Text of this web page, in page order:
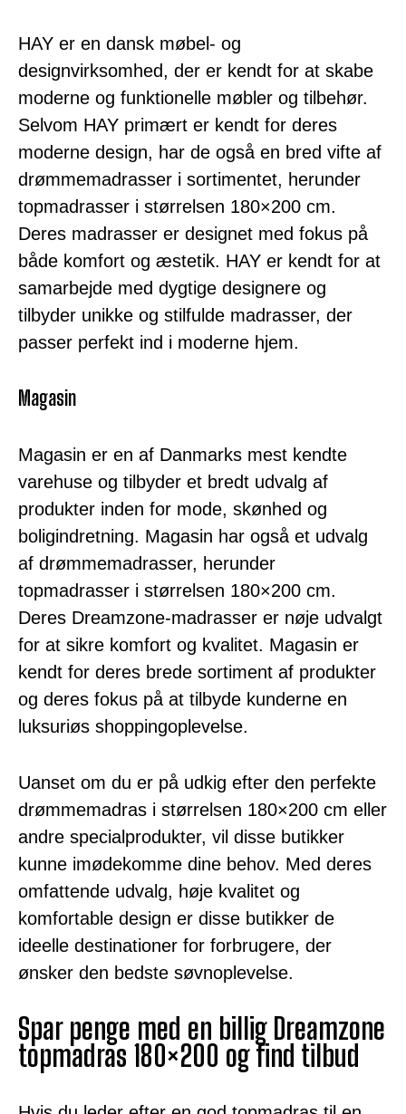
HAY er en dansk møbel- og
designvirksomhed, der er kendt for at skabe
moderne og funktionelle møbler og tilbehør.
Selvom HAY primært er kendt for deres
moderne design, har de også en bred vifte af
drømmemadrasser i sortimentet, herunder
topmadrasser i størrelsen 180×200 cm.
Deres madrasser er designet med fokus på
både komfort og æstetik. HAY er kendt for at
samarbejde med dygtige designere og
tilbyder unikke og stilfulde madrasser, der
passer perfekt ind i moderne hjem.
Magasin
Magasin er en af Danmarks mest kendte
varehuse og tilbyder et bredt udvalg af
produkter inden for mode, skønhed og
boligindretning. Magasin har også et udvalg
af drømmemadrasser, herunder
topmadrasser i størrelsen 180×200 cm.
Deres Dreamzone-madrasser er nøje udvalgt
for at sikre komfort og kvalitet. Magasin er
kendt for deres brede sortiment af produkter
og deres fokus på at tilbyde kunderne en
luksuriøs shoppingoplevelse.
Uanset om du er på udkig efter den perfekte
drømmemadras i størrelsen 180×200 cm eller
andre specialprodukter, vil disse butikker
kunne imødekomme dine behov. Med deres
omfattende udvalg, høje kvalitet og
komfortable design er disse butikker de
ideelle destinationer for forbrugere, der
ønsker den bedste søvnoplevelse.
Spar penge med en billig Dreamzone
topmadras 180×200 og find tilbud